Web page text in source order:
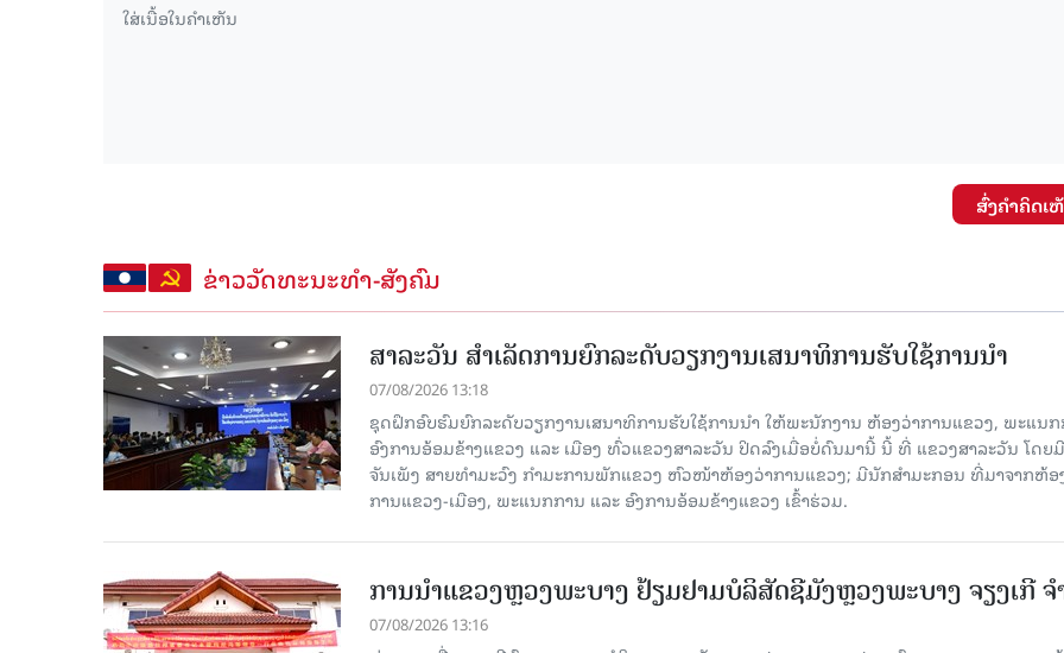
ສົ່ງຄໍາຄິດເ
ຂ່າວວັດທະນະທຳ-ສັງຄົມ
ສາລະວັນ ສໍາເລັດການຍົກລະດັບວຽກງານເສນາທິການຮັບໃຊ້ການນໍາ
07/08/2026 13:18
ຊຸດຝຶກອົບຮົມຍົກລະດັບວຽກງານເສນາທິການຮັບໃຊ້ການນໍາ ໃຫ້ພະນັກງານ ຫ້ອງວ່າການແຂວງ, ພະແນ
ອົງການອ້ອມຂ້າງແຂວງ ແລະ ເມືອງ ທົ່ວແຂວງສາລະວັນ ປິດລົງເມື່ອ​ບໍ່​ດົນ​ມາ​ນີ້ ນີ້ ທີ່ ແຂວງສາລະວັນ ໂດຍ​
ຈັນເພັງ ສາຍທຳມະວົງ ກຳມະການພັກແຂວງ ຫົວໜ້າຫ້ອງວ່າການແຂວງ; ມີນັກສຳມະກອນ ທີ່ມາຈາກຫ້ອ
ການແຂວງ-ເມືອງ, ພະແນກການ ແລະ ອົງການອ້ອມຂ້າງແຂວງ ເຂົ້າຮ່ວມ.
ການນຳແຂວງຫຼວງພະບາງ ຢ້ຽມ​ຢາມບໍ​ລິ​ສັດຊີມັງຫຼວງພະບາງ ຈຽງເກີ ຈໍ
07/08/2026 13:16